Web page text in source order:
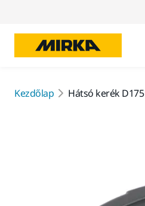
Kezdőlap Hátsó kerék D175